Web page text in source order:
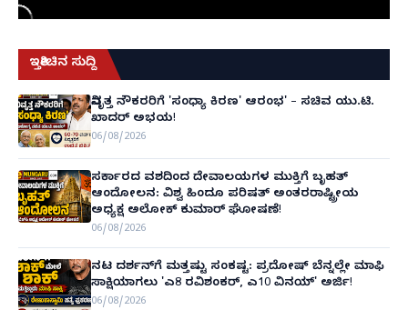
ಇತ್ತೀಚಿನ ಸುದ್ದಿ
ನಿವೃತ್ತ ನೌಕರರಿಗೆ 'ಸಂಧ್ಯಾ ಕಿರಣ' ಆರಂಭ' – ಸಚಿವ ಯು.ಟಿ.
ಖಾದರ್ ಅಭಯ!
06/08/2026
ಸರ್ಕಾರದ ವಶದಿಂದ ದೇವಾಲಯಗಳ ಮುಕ್ತಿಗೆ ಬೃಹತ್
ಆಂದೋಲನ: ವಿಶ್ವ ಹಿಂದೂ ಪರಿಷತ್ ಅಂತರರಾಷ್ಟ್ರೀಯ
ಅಧ್ಯಕ್ಷ ಅಲೋಕ್ ಕುಮಾರ್ ಘೋಷಣೆ!
06/08/2026
ನಟ ದರ್ಶನ್‌ಗೆ ಮತ್ತಷ್ಟು ಸಂಕಷ್ಟ: ಪ್ರದೋಷ್ ಬೆನ್ನಲ್ಲೇ ಮಾಫಿ
ಸಾಕ್ಷಿಯಾಗಲು 'ಎ8 ರವಿಶಂಕರ್, ಎ10 ವಿನಯ್' ಅರ್ಜಿ!
06/08/2026